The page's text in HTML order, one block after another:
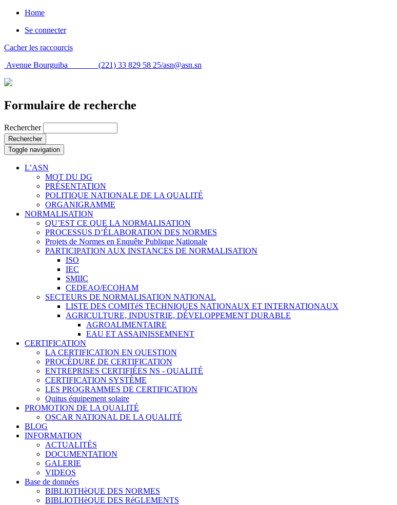
Home
Se connecter
Cacher les raccourcis
Avenue Bourguiba (221) 33 829 58 25/asn@asn.sn
Formulaire de recherche
Rechercher
Rechercher
Toggle navigation
L’ASN
MOT DU DG
PRÉSENTATION
POLITIQUE NATIONALE DE LA QUALITÉ
ORGANIGRAMME
NORMALISATION
QU’EST CE QUE LA NORMALISATION
PROCESSUS D’ÉLABORATION DES NORMES
Projets de Normes en Enquête Publique Nationale
PARTICIPATION AUX INSTANCES DE NORMALISATION
ISO
IEC
SMIIC
CEDEAO/ECOHAM
SECTEURS DE NORMALISATION NATIONAL
LISTE DES COMITéS TECHNIQUES NATIONAUX ET INTERNATIONAUX
AGRICULTURE, INDUSTRIE, DÉVELOPPEMENT DURABLE
AGROALIMENTAIRE
EAU ET ASSAINISSEMNENT
CERTIFICATION
LA CERTIFICATION EN QUESTION
PROCÉDURE DE CERTIFICATION
ENTREPRISES CERTIFIÉES NS - QUALITÉ
CERTIFICATION SYSTÈME
LES PROGRAMMES DE CERTIFICATION
Quitus équipement solaire
PROMOTION DE LA QUALITÉ
OSCAR NATIONAL DE LA QUALITÉ
BLOG
INFORMATION
ACTUALITÉS
DOCUMENTATION
GALERIE
VIDEOS
Base de données
BIBLIOTHèQUE DES NORMES
BIBLIOTHèQUE DES RéGLEMENTS